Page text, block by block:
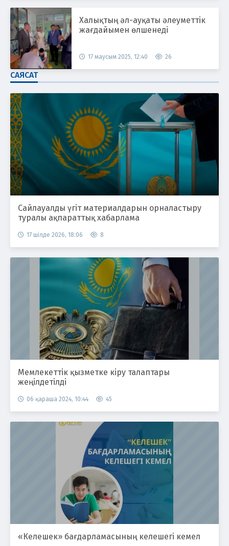
Халықтың әл-ауқаты әлеуметтік
жағдайымен өлшенеді
17 маусым 2025, 12:40 26
САЯСАТ
Сайлауалды үгіт материалдарын орналастыру
туралы ақпараттық хабарлама
17 шілде 2026, 18:06 8
Мемлекеттік қызметке кіру талаптары
жеңілдетілді
06 қараша 2024, 10:44 45
«Келешек» бағдарламасының келешегі кемел